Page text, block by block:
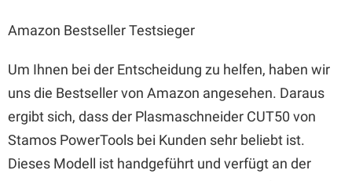
Amazon Bestseller Testsieger
Um Ihnen bei der Entscheidung zu helfen, haben wir
uns die Bestseller von Amazon angesehen. Daraus
ergibt sich, dass der Plasmaschneider CUT50 von
Stamos PowerTools bei Kunden sehr beliebt ist.
Dieses Modell ist handgeführt und verfügt an der